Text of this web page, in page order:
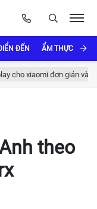
ĐẾN ẨM THỰC VÀ
đơn giản và nhanh
theo